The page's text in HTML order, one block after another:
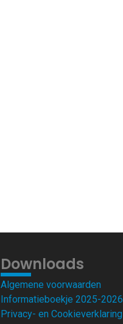
Downloads
Algemene voorwaarden
Informatieboekje 2025-2026
Privacy- en Cookieverklaring